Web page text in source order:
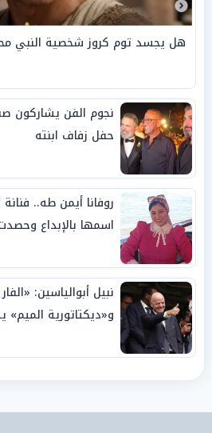
هل يجسد توم كروز شخصية النبي
نجوم الفن يشاركون
حفل زفاف ابنته
روفانا أيمن طه..
اسمها بالإبداع
نبيل أبوالياسين:
و«ديكتاتورية الميم»